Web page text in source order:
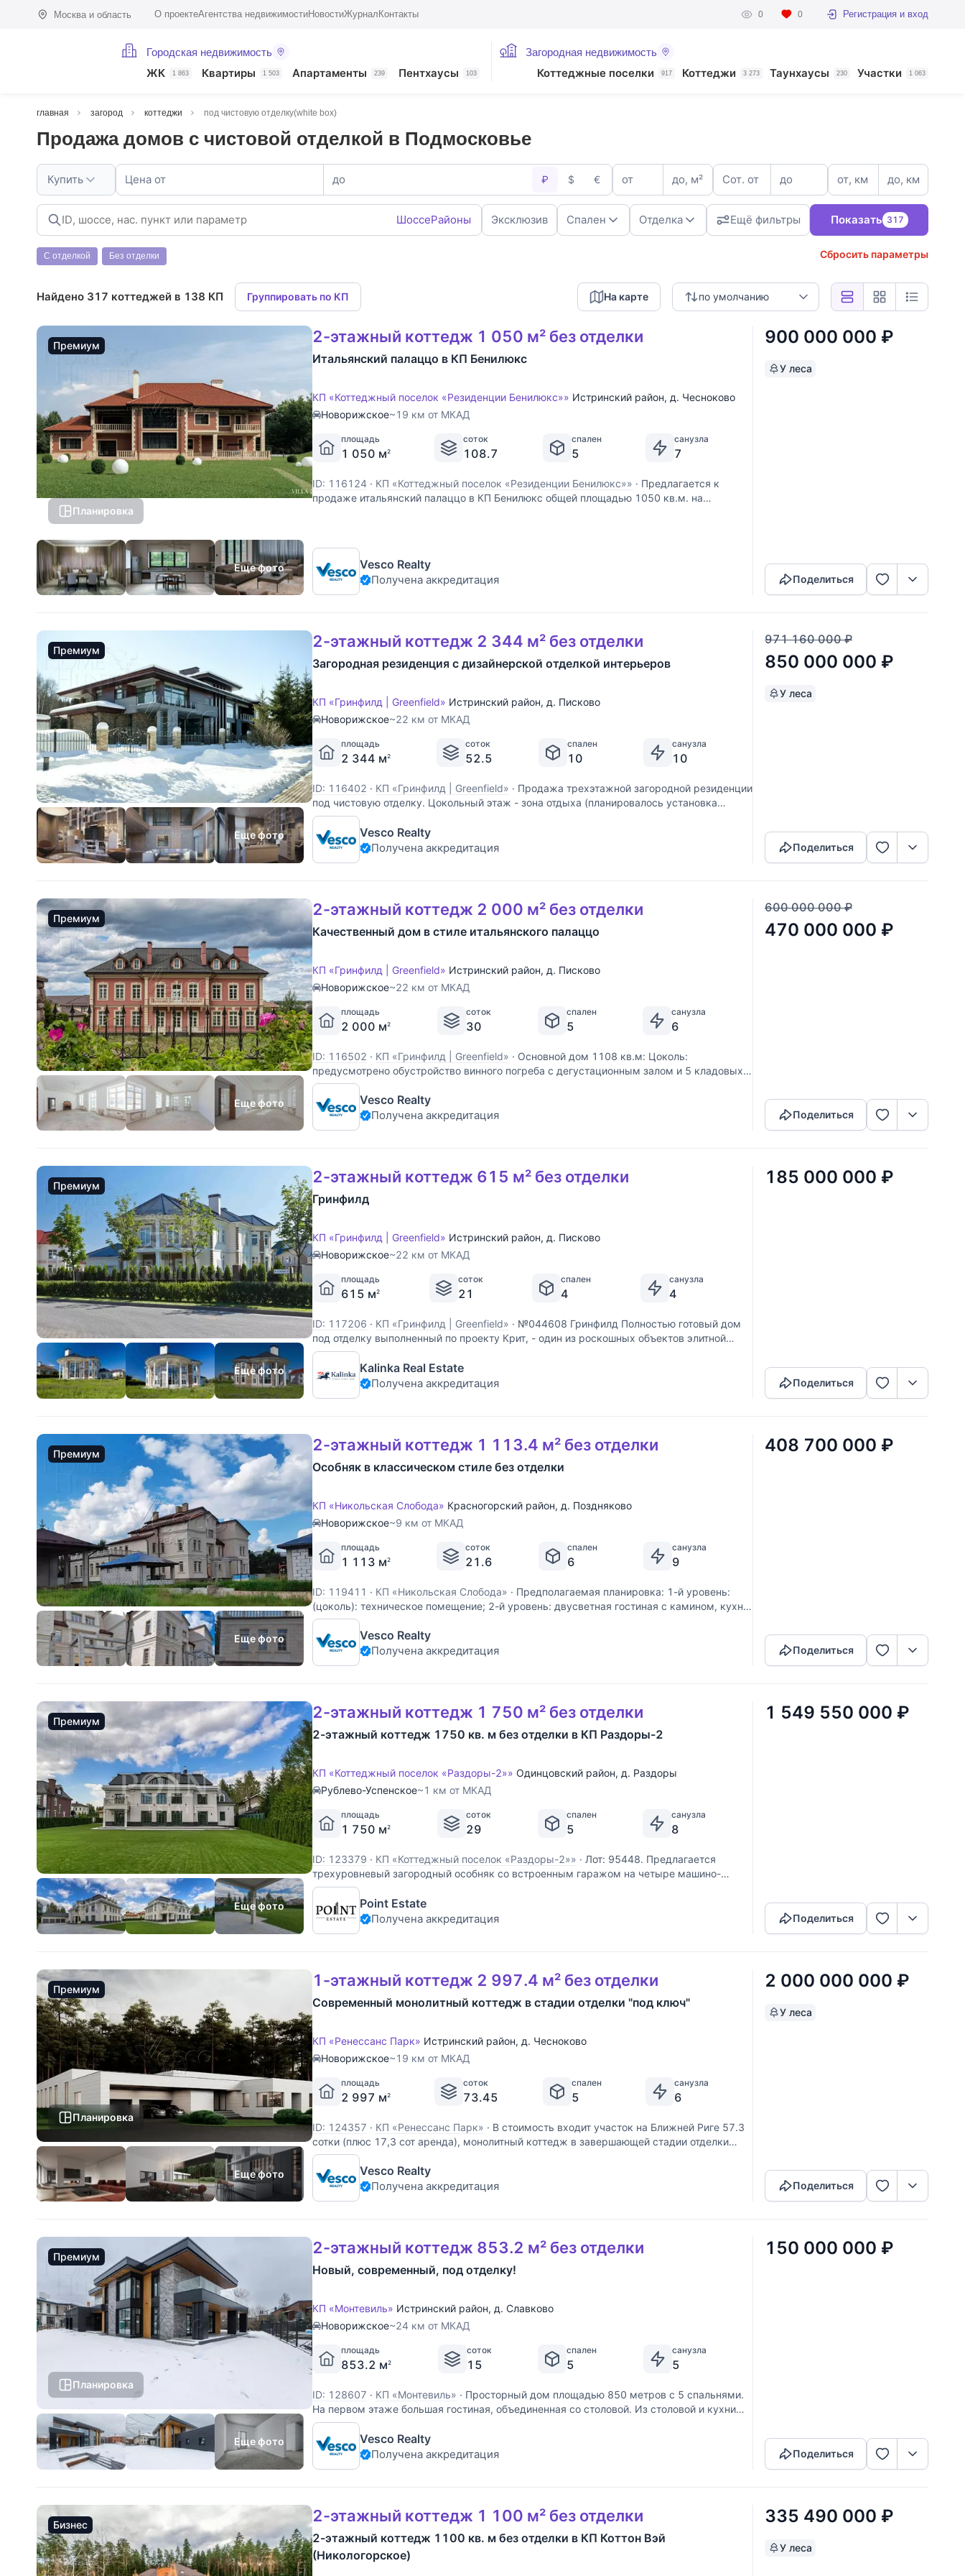
Москва и область О проектеАгентства недвижимостиНовостиЖурнал Контакты 0 0 Регистрация и вход
Городская недвижимость
ЖК 1 863 Квартиры 1 503 Апартаменты 239 Пентхаусы 103
Загородная недвижимость
Коттеджные поселки 917 Коттеджи 3 273 Таунхаусы 230 Участки 1 063
главная загород коттеджи под чистовую отделку(white box)
Продажа домов с чистовой отделкой в Подмосковье
Купить Цена от до ₽ $ € от до, м² Сот. от до от, км до, км
ШоссеРайоны Эксклюзив Спален
4 5+
Отделка Ещё фильтры Показать 317
С отделкой Без отделки Сбросить параметры
Найдено 317 коттеджей в 138 КП Группировать по КП по умолчанию
На карте
Премиум
Планировка
Еще фото
2-этажный коттедж 1 050 м² без отделки
Итальянский палаццо в КП Бенилюкс
КП «Коттеджный поселок «Резиденции Бенилюкс»» Истринский район, д. Чесноково
Новорижское~19 км от МКАД
площадь
1 050 м2
соток
108.7
спален
5
санузла
7
ID: 116124 · КП «Коттеджный поселок «Резиденции Бенилюкс»» · Предлагается к
продаже итальянский палаццо в КП Бенилюкс общей площадью 1050 кв.м. на
Vesco Realty
Получена аккредитация
900 000 000 ₽
У леса
Поделиться
Премиум
Еще фото
2-этажный коттедж 2 344 м² без отделки
Загородная резиденция с дизайнерской отделкой интерьеров
КП «Гринфилд | Greenfield» Истринский район, д. Писково
Новорижское~22 км от МКАД
площадь
2 344 м2
соток
52.5
спален
10
санузла
10
ID: 116402 · КП «Гринфилд | Greenfield» · Продажа трехэтажной загородной резиденции
под чистовую отделку. Цокольный этаж - зона отдыха (планировалось установка
бильярда, мягкой зоны, зоны караоке), помещение под домашний кинотеатр,
помещение под настольный теннис (игровая), кухня, гостевой
Vesco Realty
Получена аккредитация
971 160 000 ₽
850 000 000 ₽
У леса
Поделиться
Премиум
Еще фото
2-этажный коттедж 2 000 м² без отделки
Качественный дом в стиле итальянского палаццо
КП «Гринфилд | Greenfield» Истринский район, д. Писково
Новорижское~22 км от МКАД
площадь
2 000 м2
соток
30
спален
5
санузла
6
ID: 116502 · КП «Гринфилд | Greenfield» · Основной дом 1108 кв.м: Цоколь:
предусмотрено обустройство винного погреба с дегустационным залом и 5 кладовых
комнат; 1 этаж: кухня, столовая с камином, гостиная-салон с камином, библиотека,
гостевой с/у; 2 этаж: гостиная, 2 детские комнаты,
Vesco Realty
Получена аккредитация
600 000 000 ₽
470 000 000 ₽
Поделиться
Премиум
Еще фото
2-этажный коттедж 615 м² без отделки
Гринфилд
КП «Гринфилд | Greenfield» Истринский район, д. Писково
Новорижское~22 км от МКАД
площадь
615 м2
соток
21
спален
4
санузла
4
ID: 117206 · КП «Гринфилд | Greenfield» · №044608 Гринфилд Полностью готовый дом
под отделку выполненный по проекту Крит, - один из роскошных объектов элитной
недвижимости на Новой Риге. Фасад резиденции украшают мозаичные панно, играя с
естественными оттенками песочного и молочного цвета.
Kalinka Real Estate
Получена аккредитация
185 000 000 ₽
Поделиться
Премиум
Еще фото
2-этажный коттедж 1 113.4 м² без отделки
Особняк в классическом стиле без отделки
КП «Никольская Слобода» Красногорский район, д. Поздняково
Новорижское~9 км от МКАД
площадь
1 113 м2
соток
21.6
спален
6
санузла
9
ID: 119411 · КП «Никольская Слобода» · Предполагаемая планировка: 1-й уровень:
(цоколь): техническое помещение; 2-й уровень: двусветная гостиная с камином, кухня,
совмещенная с обеденной зоной, спальня с санузлом, гардеробная, полноценный и
гостевой санузлы, СПА-зона с бассейном, сауной
Vesco Realty
Получена аккредитация
408 700 000 ₽
Поделиться
Премиум
Еще фото
2-этажный коттедж 1 750 м² без отделки
2-этажный коттедж 1750 кв. м без отделки в КП Раздоры-2
КП «Коттеджный поселок «Раздоры-2»» Одинцовский район, д. Раздоры
Рублево-Успенское~1 км от МКАД
площадь
1 750 м2
соток
29
спален
5
санузла
8
ID: 123379 · КП «Коттеджный поселок «Раздоры-2»» · Лот: 95448. Предлагается
трехуровневый загородный особняк со встроенным гаражом на четыре машино-
места, расположенный коттеджном поселок "Раздоры-2" . Установлена система
кондиционирования – DAIKIN, проложена система увлажнения – BUHLER AHS – ALTON,
Point Estate
Получена аккредитация
1 549 550 000 ₽
Поделиться
Премиум
Планировка
Еще фото
1-этажный коттедж 2 997.4 м² без отделки
Современный монолитный коттедж в стадии отделки "под ключ"
КП «Ренессанс Парк» Истринский район, д. Чесноково
Новорижское~19 км от МКАД
площадь
2 997 м2
соток
73.45
спален
5
санузла
6
ID: 124357 · КП «Ренессанс Парк» · В стоимость входит участок на Ближней Риге 57.3
сотки (плюс 17,3 сот аренда), монолитный коттедж в завершающей стадии отделки
"под ключ" общей площадью 2 997,4 м2 В доме пять спален, spa с бассейном 25
метров, гостиная, черная и белая кухни, зона
Vesco Realty
Получена аккредитация
2 000 000 000 ₽
У леса
Поделиться
Премиум
Планировка
Еще фото
2-этажный коттедж 853.2 м² без отделки
Новый, современный, под отделку!
КП «Монтевиль» Истринский район, д. Славково
Новорижское~24 км от МКАД
площадь
853.2 м2
соток
15
спален
5
санузла
5
ID: 128607 · КП «Монтевиль» · Просторный дом площадью 850 метров с 5 спальнями.
На первом этаже большая гостиная, объединенная со столовой. Из столовой и кухни
можно выйти на летнюю террасу. На первом этаже есть гостевая спальня, ванная
комната, гардероб и помещение для
Vesco Realty
Получена аккредитация
150 000 000 ₽
Поделиться
Бизнес 2-этажный коттедж 1 100 м² без отделки
2-этажный коттедж 1100 кв. м без отделки в КП Коттон Вэй
(Никологорское)
335 490 000 ₽
У леса